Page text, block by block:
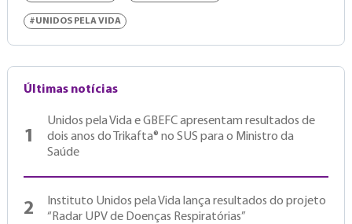
#UNIDOS PELA VIDA
Últimas notícias
1
Unidos pela Vida e GBEFC apresentam resultados de
dois anos do Trikafta® no SUS para o Ministro da
Saúde
2
Instituto Unidos pela Vida lança resultados do projeto
“Radar UPV de Doenças Respiratórias”